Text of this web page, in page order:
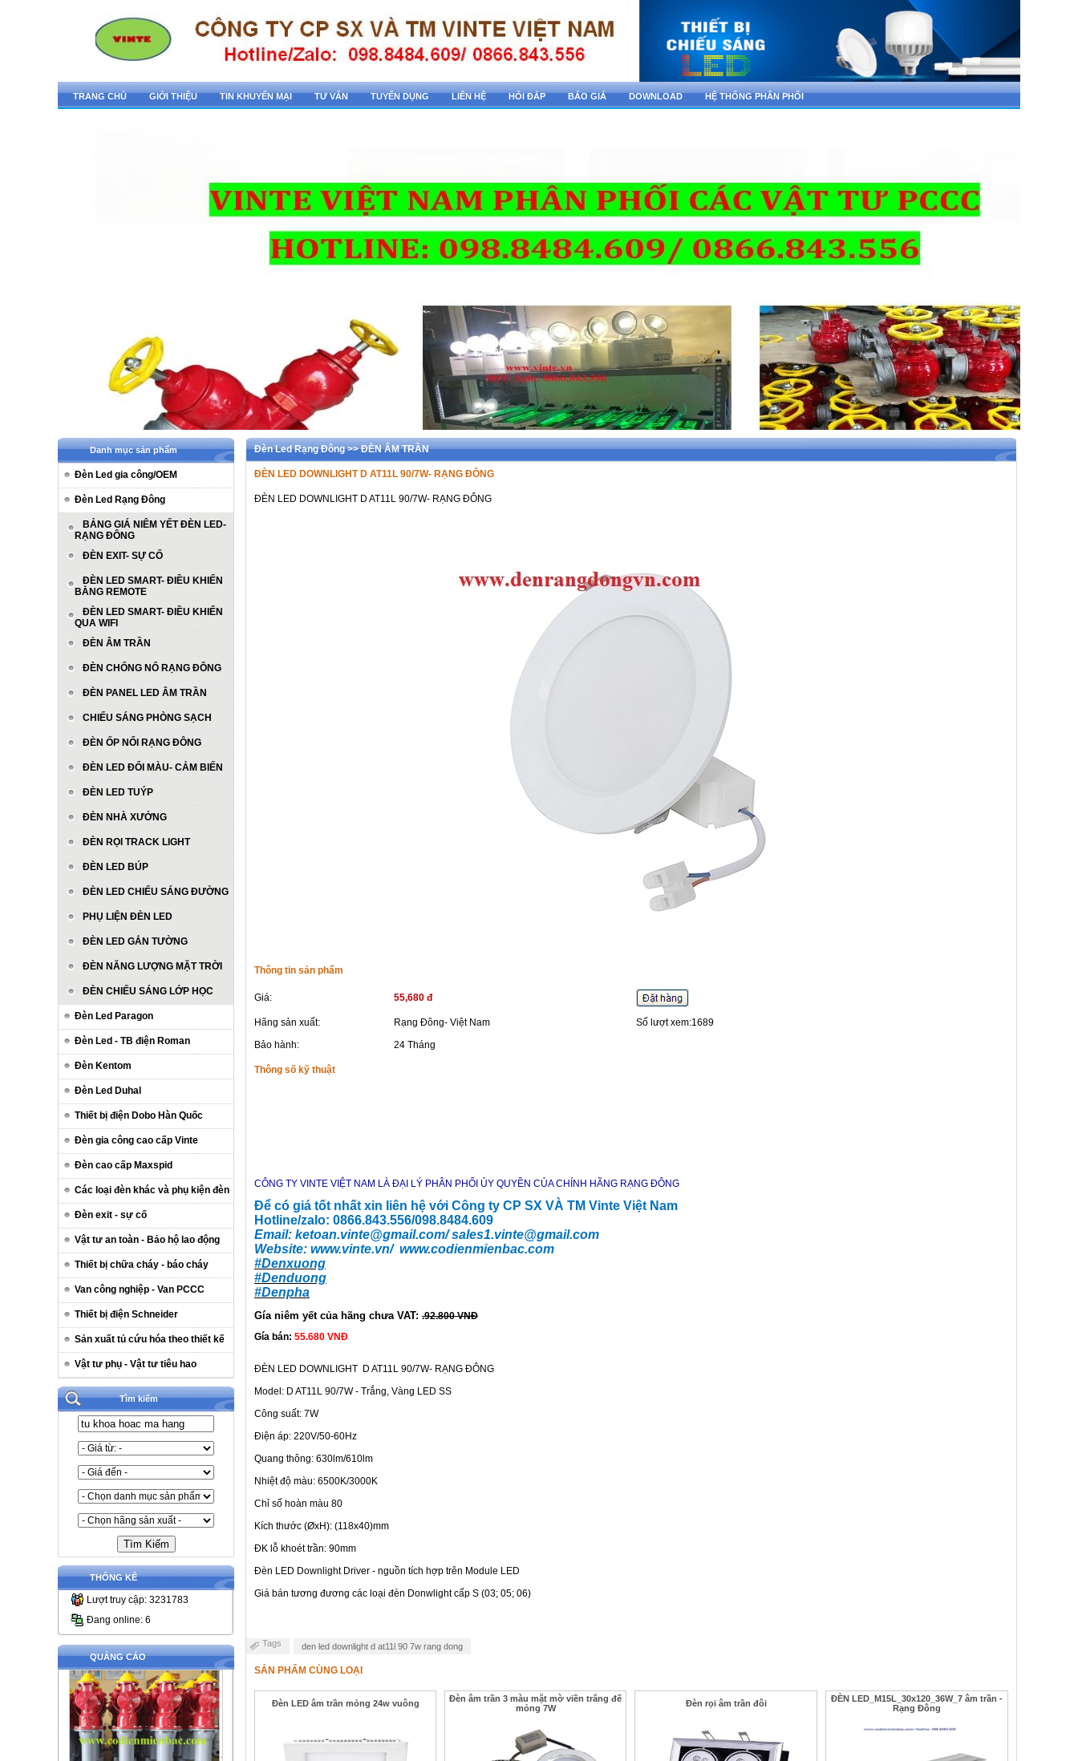
TRANG CHỦ GIỚI THIỆU TIN KHUYẾN MẠI TƯ VẤN TUYỂN DỤNG LIÊN HỆ HỎI ĐÁP BÁO GIÁ DOWNLOAD HỆ THỐNG PHÂN PHỐI
Danh mục sản phẩm
Đèn Led gia công/OEM
Đèn Led Rạng Đông
BẢNG GIÁ NIÊM YẾT ĐÈN LED-
RẠNG ĐÔNG
ĐÈN EXIT- SỰ CỐ
ĐÈN LED SMART- ĐIỀU KHIỂN
BẰNG REMOTE
ĐÈN LED SMART- ĐIỀU KHIỂN
QUA WIFI
ĐÈN ÂM TRẦN
ĐÈN CHỐNG NỔ RẠNG ĐÔNG
ĐÈN PANEL LED ÂM TRẦN
CHIẾU SÁNG PHÒNG SẠCH
ĐÈN ỐP NỔI RẠNG ĐÔNG
ĐÈN LED ĐỔI MÀU- CẢM BIẾN
ĐÈN LED TUÝP
ĐÈN NHÀ XƯỞNG
ĐÈN RỌI TRACK LIGHT
ĐÈN LED BÚP
ĐÈN LED CHIẾU SÁNG ĐƯỜNG
PHỤ LIỆN ĐÈN LED
ĐÈN LED GẮN TƯỜNG
ĐÈN NĂNG LƯỢNG MẶT TRỜI
ĐÈN CHIẾU SÁNG LỚP HỌC
Đèn Led Paragon
Đèn Led - TB điện Roman
Đèn Kentom
Đèn Led Duhal
Thiết bị điện Dobo Hàn Quốc
Đèn gia công cao cấp Vinte
Đèn cao cấp Maxspid
Các loại đèn khác và phụ kiện đèn
Đèn exit - sự cố
Vật tư an toàn - Bảo hộ lao động
Thiết bị chữa cháy - báo cháy
Van công nghiệp - Van PCCC
Thiết bị điện Schneider
Sản xuất tủ cứu hóa theo thiết kế
Vật tư phụ - Vật tư tiêu hao
Tìm kiếm
THỐNG KÊ
Lượt truy cập: 3231783
Đang online: 6
QUẢNG CÁO
Đèn Led Rạng Đông >> ĐÈN ÂM TRẦN
ĐÈN LED DOWNLIGHT D AT11L 90/7W- RẠNG ĐÔNG
ĐÈN LED DOWNLIGHT D AT11L 90/7W- RẠNG ĐÔNG
Thông tin sản phẩm
Giá: 55,680 đ
Hãng sản xuất: Rạng Đông- Việt Nam
Số lượt xem:1689
Bảo hành:
24 Tháng
Thông số kỹ thuật
CÔNG TY VINTE VIỆT NAM LÀ ĐẠI LÝ PHÂN PHỐI ỦY QUYỀN CỦA CHÍNH HÃNG RẠNG ĐÔNG
Để có giá tốt nhất xin liên hệ với Công ty CP SX VÀ TM Vinte Việt Nam
Hotline/zalo: 0866.843.556/098.8484.609
Email: ketoan.vinte@gmail.com/sales1.vinte@gmail.com
Website: www.vinte.vn/ www.codienmienbac.com
#Denxuong
#Denduong
#Denpha
Gía niêm yết của hãng chưa VAT: .92.800 VNĐ
Gía bán: 55.680 VNĐ
ĐÈN LED DOWNLIGHT D AT11L 90/7W- RẠNG ĐÔNG
Model: D AT11L 90/7W - Trắng, Vàng LED SS
Công suất: 7W
Điện áp: 220V/50-60Hz
Quang thông: 630lm/610lm
Nhiệt độ màu: 6500K/3000K
Chỉ số hoàn màu 80
Kích thước (ØxH): (118x40)mm
ĐK lỗ khoét trần: 90mm
Đèn LED Downlight Driver - nguồn tích hợp trên Module LED
Giá bán tương đương các loại đèn Donwlight cấp S (03; 05; 06)
Tags den led downlight d at11l 90 7w rang dong
SẢN PHẨM CÙNG LOẠI
Đèn LED âm trần mỏng 24w vuông
Đèn âm trần 3 màu mặt mờ viền trắng đế
mỏng 7W
Đèn rọi âm trần đôi
ĐÈN LED_M15L_30x120_36W_7 âm trần -
Rạng Đông